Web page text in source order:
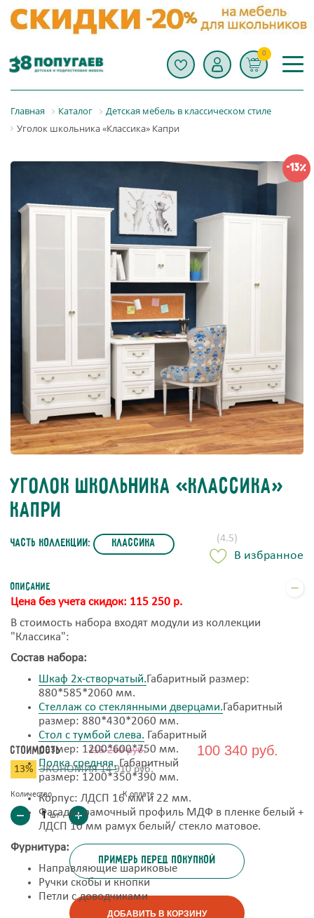
0
Главная Каталог
Детская мебель в классическом стиле
Уголок школьника «Классика» Капри
-13%
Стоимость 115 250 руб. 100 340 руб.
13% ЭКОНОМИЯ14 910 руб.
Количество
шт
К оплате
примерь перед покупкой
ДОБАВИТЬ В КОРЗИНУ
Уголок школьника «Классика»
Капри
часть коллекции: Классика (4.5)
В избранное
Описание
Цена без учета скидок: 115 250 р.
В стоимость набора входят модули из коллекции
"Классика":
Состав набора:
Шкаф 2х-створчатый.Габаритный размер:
880*585*2060 мм.
Стеллаж со стеклянными дверцами.Габаритный
размер: 880*430*2060 мм.
Стол с тумбой слева. Габаритный
размер: 1200*600*750 мм.
Полка средняя.Габаритный
размер: 1200*350*390 мм.
Корпус: ЛДСП 16 мм и 22 мм.
Фасады: рамочный профиль МДФ в пленке белый +
ЛДСП 10 мм рамух белый/ стекло матовое.
Фурнитура:
Направляющие шариковые
Ручки скобы и кнопки
Петли с доводчиками